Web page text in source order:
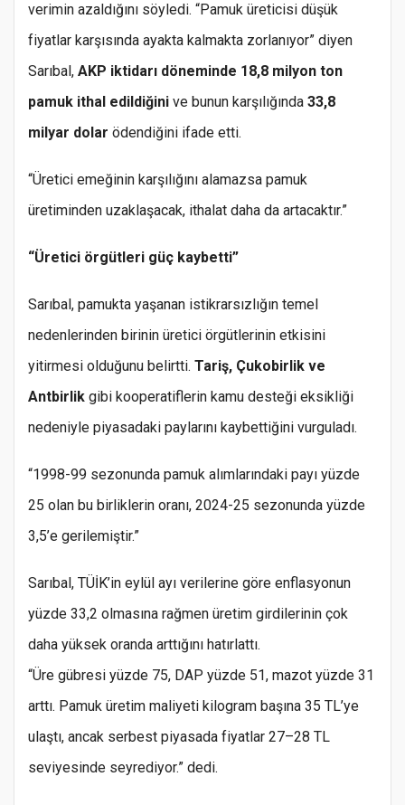
verimin azaldığını söyledi. “Pamuk üreticisi düşük
fiyatlar karşısında ayakta kalmakta zorlanıyor” diyen
Sarıbal, AKP iktidarı döneminde 18,8 milyon ton
pamuk ithal edildiğini ve bunun karşılığında 33,8
milyar dolar ödendiğini ifade etti.
“Üretici emeğinin karşılığını alamazsa pamuk
üretiminden uzaklaşacak, ithalat daha da artacaktır.”
“Üretici örgütleri güç kaybetti”
Sarıbal, pamukta yaşanan istikrarsızlığın temel
nedenlerinden birinin üretici örgütlerinin etkisini
yitirmesi olduğunu belirtti. Tariş, Çukobirlik ve
Antbirlik gibi kooperatiflerin kamu desteği eksikliği
nedeniyle piyasadaki paylarını kaybettiğini vurguladı.
“1998-99 sezonunda pamuk alımlarındaki payı yüzde
25 olan bu birliklerin oranı, 2024-25 sezonunda yüzde
3,5’e gerilemiştir.”
Sarıbal, TÜİK’in eylül ayı verilerine göre enflasyonun
yüzde 33,2 olmasına rağmen üretim girdilerinin çok
daha yüksek oranda arttığını hatırlattı.
“Üre gübresi yüzde 75, DAP yüzde 51, mazot yüzde 31
arttı. Pamuk üretim maliyeti kilogram başına 35 TL’ye
ulaştı, ancak serbest piyasada fiyatlar 27–28 TL
seviyesinde seyrediyor.” dedi.